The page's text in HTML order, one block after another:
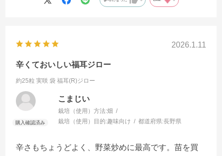
2026.1.11
辛くておいしい福耳ジロー
約25粒 実咲 袋 福耳(R)ジロー
こまじい
栽培（使用）方法:畑
栽培（使用）目的:趣味向け 都道府県:長野県
辛さもちょうどよく、野菜炒めに最高です。苗を買